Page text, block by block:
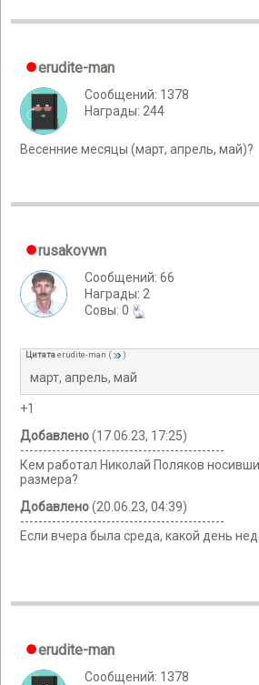
erudite-man
Сообщений: 1378
Награды: 244
Весенние месяцы (март, апрель, май)?
rusakovwn
Сообщений: 66
Награды: 2
Cовы: 0
Цитатаerudite-man ( )
март, апрель, май
+1
Добавлено(17.06.23, 17:25)
---------------------------------------------
Кем работал Николай Поляков
размера?
Добавлено(20.06.23, 04:39)
---------------------------------------------
Если вчера была среда, какой день
erudite-man
Сообщений: 1378